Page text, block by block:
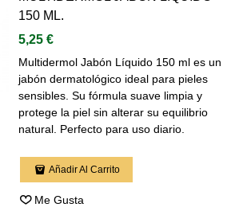
150 ML.
5,25 €
Multidermol Jabón Líquido 150 ml es un
jabón dermatológico ideal para pieles
sensibles. Su fórmula suave limpia y
protege la piel sin alterar su equilibrio
natural. Perfecto para uso diario.
Añadir Al Carrito
Me Gusta